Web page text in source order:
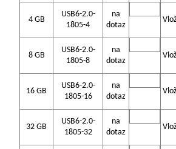
4 GB
USB6-2.0-
1805-4
na
dotaz
8 GB
USB6-2.0-
1805-8
na
dotaz
16 GB
USB6-2.0-
1805-16
na
dotaz
32 GB
USB6-2.0-
1805-32
na
dotaz